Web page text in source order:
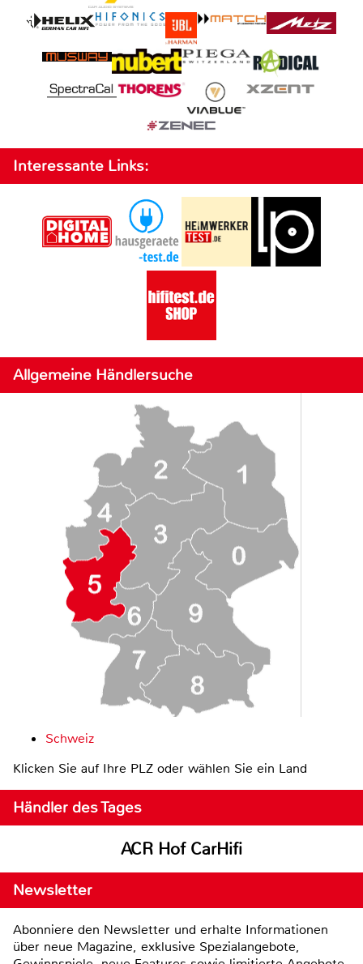
Interessante Links:
Allgemeine Händlersuche
Schweiz
Klicken Sie auf Ihre PLZ oder wählen Sie ein Land
Händler des Tages
ACR Hof CarHifi
Newsletter
Abonniere den Newsletter und erhalte Informationen
über neue Magazine, exklusive Spezialangebote,